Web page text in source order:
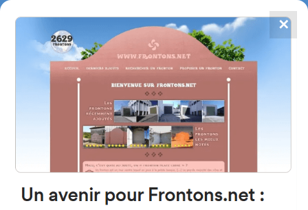
FRONTONS.NET
RECHERCHER UN FRONTON
PROPOSER UN FRONTON
4867
frontons
✕